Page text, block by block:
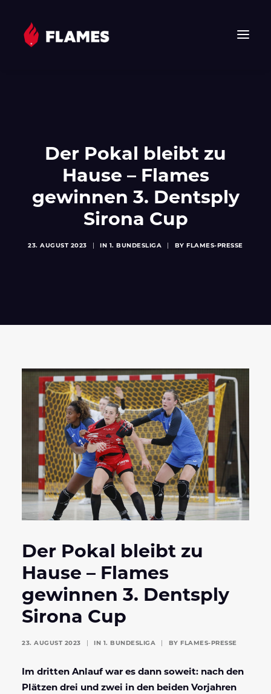
JUNIOR FLAMES
SPONSOREN & PARTNER
TICKETS
Der Pokal bleibt zu
Hause – Flames
gewinnen 3. Dentsply
Sirona Cup
23. AUGUST 2023 IN 1. BUNDESLIGA BY FLAMES-PRESSE
Der Pokal bleibt zu
Hause – Flames
gewinnen 3. Dentsply
Sirona Cup
23. AUGUST 2023 IN 1. BUNDESLIGA BY FLAMES-PRESSE
Im dritten Anlauf war es dann soweit: nach den
Plätzen drei und zwei in den beiden Vorjahren